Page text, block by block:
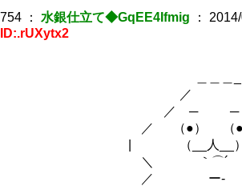
754 ： 水銀仕立て◆GqEE4Ifmig ：
ID:.rUXytx2
／
／ ─ ─
／ （●） （●
| （__人__
＼ ｀⌒´ ,
／ ー‐